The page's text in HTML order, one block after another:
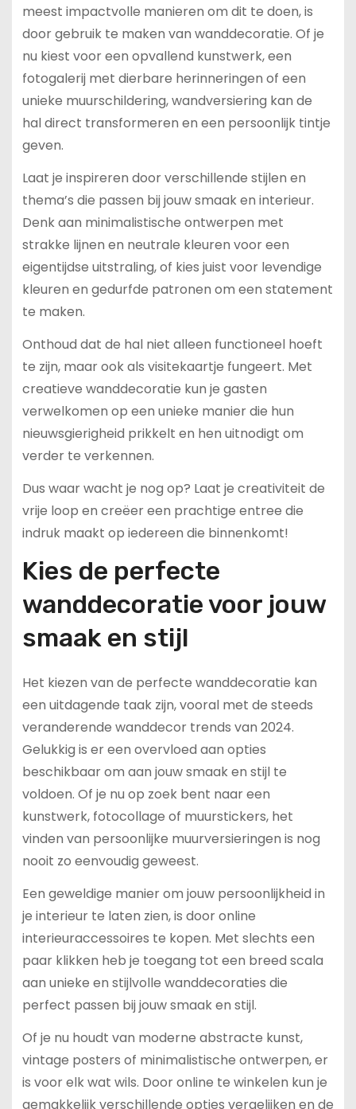
meest impactvolle manieren om dit te doen, is
door gebruik te maken van wanddecoratie. Of je
nu kiest voor een opvallend kunstwerk, een
fotogalerij met dierbare herinneringen of een
unieke muurschildering, wandversiering kan de
hal direct transformeren en een persoonlijk tintje
geven.
Laat je inspireren door verschillende stijlen en
thema’s die passen bij jouw smaak en interieur.
Denk aan minimalistische ontwerpen met
strakke lijnen en neutrale kleuren voor een
eigentijdse uitstraling, of kies juist voor levendige
kleuren en gedurfde patronen om een statement
te maken.
Onthoud dat de hal niet alleen functioneel hoeft
te zijn, maar ook als visitekaartje fungeert. Met
creatieve wanddecoratie kun je gasten
verwelkomen op een unieke manier die hun
nieuwsgierigheid prikkelt en hen uitnodigt om
verder te verkennen.
Dus waar wacht je nog op? Laat je creativiteit de
vrije loop en creëer een prachtige entree die
indruk maakt op iedereen die binnenkomt!
Kies de perfecte
wanddecoratie voor jouw
smaak en stijl
Het kiezen van de perfecte wanddecoratie kan
een uitdagende taak zijn, vooral met de steeds
veranderende wanddecor trends van 2024.
Gelukkig is er een overvloed aan opties
beschikbaar om aan jouw smaak en stijl te
voldoen. Of je nu op zoek bent naar een
kunstwerk, fotocollage of muurstickers, het
vinden van persoonlijke muurversieringen is nog
nooit zo eenvoudig geweest.
Een geweldige manier om jouw persoonlijkheid in
je interieur te laten zien, is door online
interieuraccessoires te kopen. Met slechts een
paar klikken heb je toegang tot een breed scala
aan unieke en stijlvolle wanddecoraties die
perfect passen bij jouw smaak en stijl.
Of je nu houdt van moderne abstracte kunst,
vintage posters of minimalistische ontwerpen, er
is voor elk wat wils. Door online te winkelen kun je
gemakkelijk verschillende opties vergelijken en de